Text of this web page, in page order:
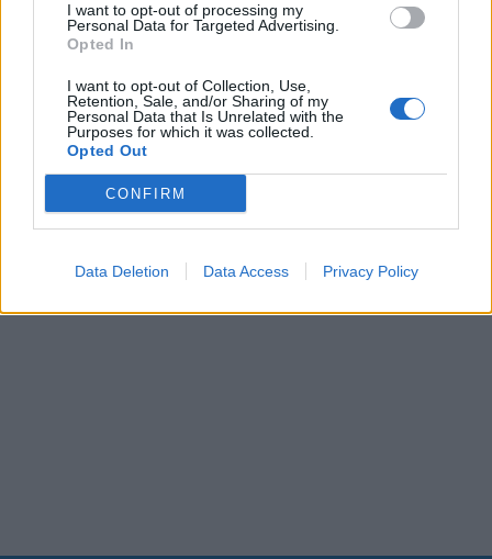
I want to opt-out of processing my
Personal Data for Targeted Advertising.
Opted In
I want to opt-out of Collection, Use,
Retention, Sale, and/or Sharing of my
Personal Data that Is Unrelated with the
Purposes for which it was collected.
Opted Out
CONFIRM
Data Deletion Data Access Privacy Policy